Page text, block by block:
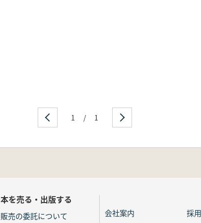
1 / 1
本を売る・出版する
販売の委託について 会社案内 採